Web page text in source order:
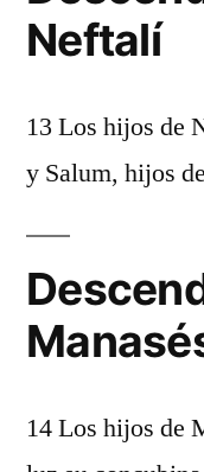
Neftalí
13 Los hijos de
y Salum, hijos
14 Los hijos de